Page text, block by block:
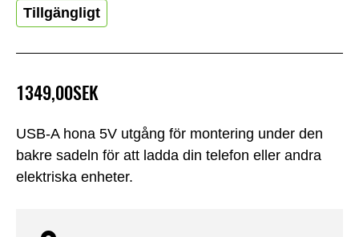
USB-A hona 5V utgång för montering under den
bakre sadeln för att ladda din telefon eller andra
elektriska enheter.
1349,00SEK
Tillgängligt